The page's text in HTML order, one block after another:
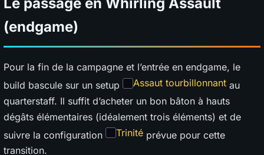
(endgame)
Pour la fin de la campagne et l’entrée en endgame, le
build bascule sur un setup
Assaut tourbillonnant au
quarterstaff. Il suffit d’acheter un bon bâton à hauts
dégâts élémentaires (idéalement trois éléments) et de
suivre la configuration
Trinité prévue pour cette
transition.